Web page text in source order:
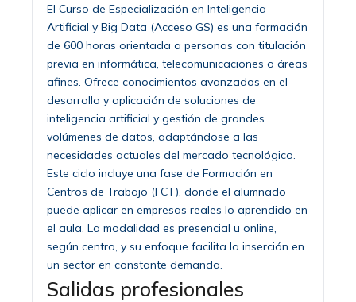
El Curso de Especialización en Inteligencia
Artificial y Big Data (Acceso GS) es una formación
de 600 horas orientada a personas con titulación
previa en informática, telecomunicaciones o áreas
afines. Ofrece conocimientos avanzados en el
desarrollo y aplicación de soluciones de
inteligencia artificial y gestión de grandes
volúmenes de datos, adaptándose a las
necesidades actuales del mercado tecnológico.
Este ciclo incluye una fase de Formación en
Centros de Trabajo (FCT), donde el alumnado
puede aplicar en empresas reales lo aprendido en
el aula. La modalidad es presencial u online,
según centro, y su enfoque facilita la inserción en
un sector en constante demanda.
Salidas profesionales